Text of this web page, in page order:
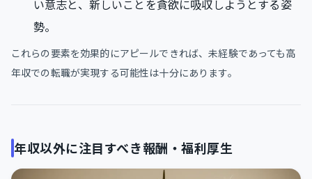
い意志と、新しいことを貪欲に吸収しようとする姿
勢。
これらの要素を効果的にアピールできれば、未経験であっても高
年収での転職が実現する可能性は十分にあります。
年収以外に注目すべき報酬・福利厚生